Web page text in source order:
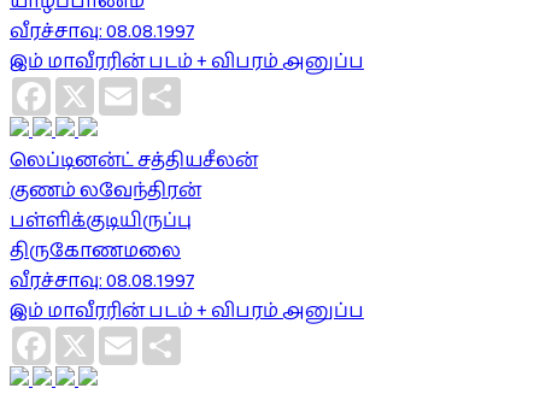
வீரச்சாவு: 08.08.1997
இம் மாவீரரின் படம் + விபரம் அனுப்ப
Facebook
X Email
லெப்டினன்ட் சத்தியசீலன்
குணம் லவேந்திரன்
பள்ளிக்குடியிருப்பு
திருகோணமலை
வீரச்சாவு: 08.08.1997
இம் மாவீரரின் படம் + விபரம் அனுப்ப
Facebook
X Email